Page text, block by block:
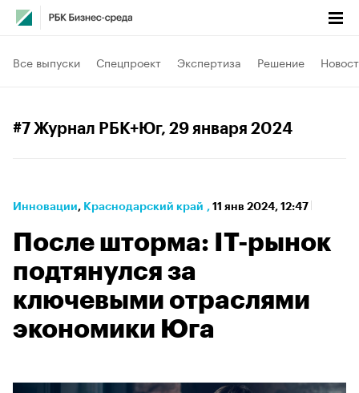
Все выпуски Спецпроект Экспертиза Решение
#7 Журнал РБК+Юг, 29 января 2024
Инновации⁠, Краснодарский край , 11 янв 2024, 12:47
После шторма: IТ-рынок
подтянулся за
ключевыми отраслями
экономики Юга